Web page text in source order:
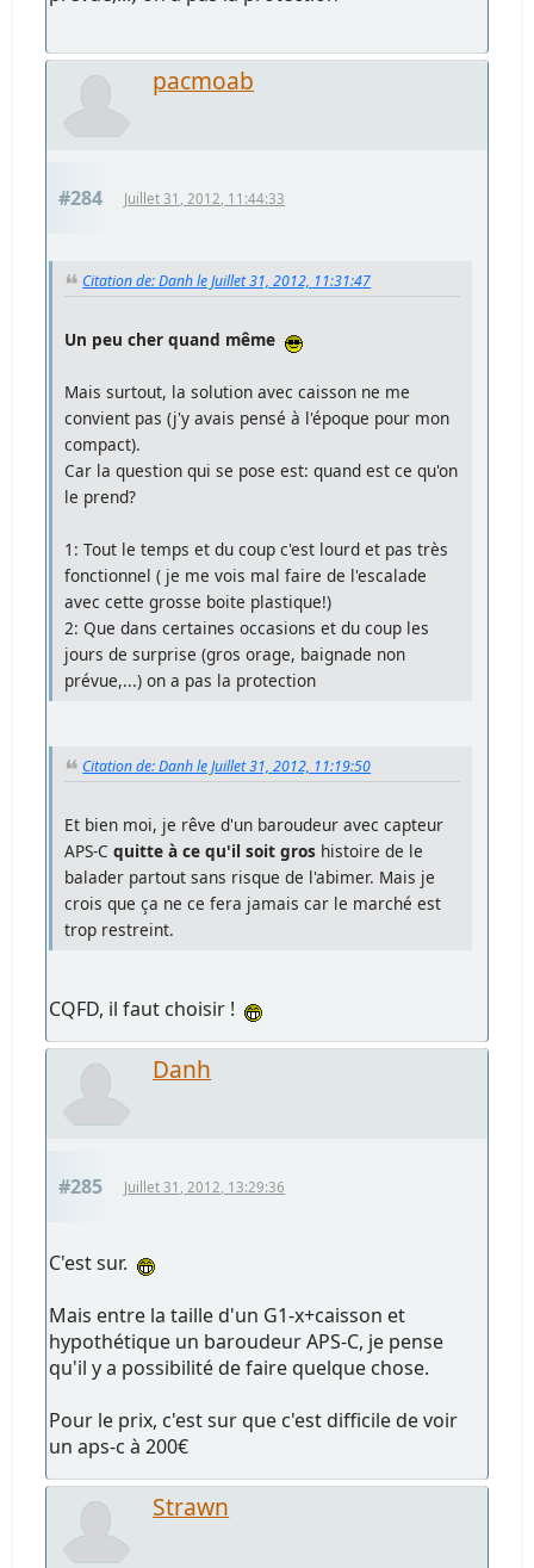
pacmoab
#284 Juillet 31, 2012, 11:44:33
Citation de: Danh le Juillet 31, 2012, 11:31:47
Un peu cher quand même
Mais surtout, la solution avec caisson ne me
convient pas (j'y avais pensé à l'époque pour mon
compact).
Car la question qui se pose est: quand est ce qu'on
le prend?
1: Tout le temps et du coup c'est lourd et pas très
fonctionnel ( je me vois mal faire de l'escalade
avec cette grosse boite plastique!)
2: Que dans certaines occasions et du coup les
jours de surprise (gros orage, baignade non
prévue,...) on a pas la protection
Citation de: Danh le Juillet 31, 2012, 11:19:50
Et bien moi, je rêve d'un baroudeur avec capteur
APS-Cquitte à ce qu'il soit gros histoire de le
balader partout sans risque de l'abimer. Mais je
crois que ça ne ce fera jamais car le marché est
trop restreint.
CQFD, il faut choisir !
Danh
#285 Juillet 31, 2012, 13:29:36
C'est sur.
Mais entre la taille d'un G1-x+caisson et
hypothétique un baroudeur APS-C, je pense
qu'il y a possibilité de faire quelque chose.
Pour le prix, c'est sur que c'est difficile de voir
un aps-c à 200€
Strawn